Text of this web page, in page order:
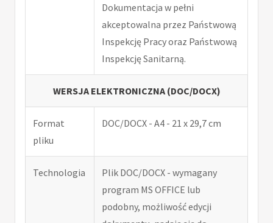
Dokumentacja w pełni
akceptowalna przez Państwową
Inspekcję Pracy oraz Państwową
Inspekcję Sanitarną.
WERSJA ELEKTRONICZNA (DOC/DOCX)
Format
pliku
DOC/DOCX - A4 - 21 x 29,7 cm
Technologia
Plik DOC/DOCX - wymagany
program MS OFFICE lub
podobny, możliwość edycji